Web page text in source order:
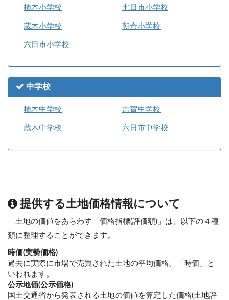
柿木小学校 七日市小学校
蔵木小学校 朝倉小学校
六日市小学校
中学校
柿木中学校 吉賀中学校
蔵木中学校 六日市中学校
提供する土地価格情報について
土地の価値をあらわす「価格指標(評価額)」は、以下の４種
類に整理することができます。
時価(実勢価格)
過去に実際に市場で売買された土地の平均価格。「時価」と
いわれます。
公示地価(公示価格)
国土交通省から発表される土地の価値を算定した価格(土地評